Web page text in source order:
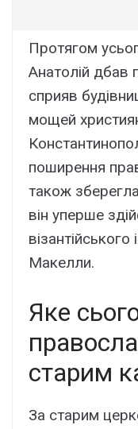
Протягом
Анатолій дбав
сприяв
мощей
поширення
також
він уперше
Макелли.
Яке
старим
За старим